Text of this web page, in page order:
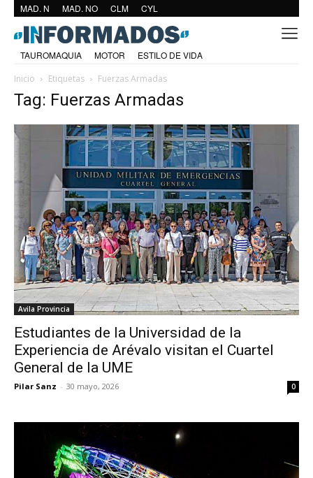
MAD. N MAD. NO CLM CYL
TAUROMAQUIA MOTOR
ESTILO DE VIDA
Inicio
Etiquetas Fuerzas Armadas
Tag: Fuerzas Armadas
Avila Provincia
Estudiantes de la Universidad de la
Experiencia de Arévalo visitan el Cuartel
General de la UME
Pilar Sanz - 30 mayo, 2026 0